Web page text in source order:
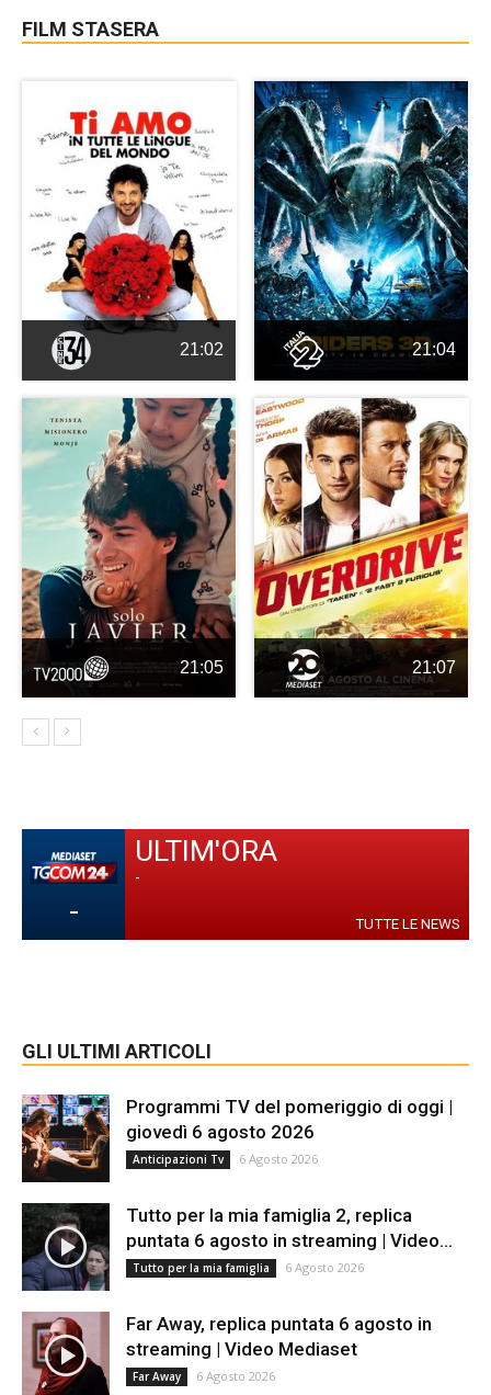
FILM STASERA
21:02 21:04
21:05 21:07
-
ULTIM'ORA
-
TUTTE LE NEWS
GLI ULTIMI ARTICOLI
Programmi TV del pomeriggio di oggi |
giovedì 6 agosto 2026
Anticipazioni Tv 6 Agosto 2026
Tutto per la mia famiglia 2, replica
puntata 6 agosto in streaming | Video...
Tutto per la mia famiglia 6 Agosto 2026
Far Away, replica puntata 6 agosto in
streaming | Video Mediaset
Far Away 6 Agosto 2026